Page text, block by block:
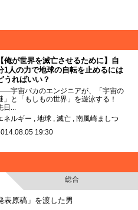
【俺が世界を滅亡させるために】自
1人の力で地球の自転を止めるには
うればいい？
宇宙バカのエンジニアが、「宇宙の
」と「もしもの世界」を遊泳する！
日...
ネルギー
地球 滅亡
南風崎ましつ
19:30
総合
表原稿」を渡した男